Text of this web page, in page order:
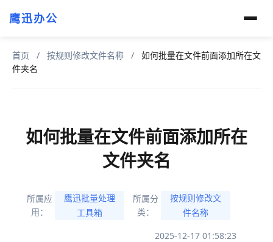
鹰迅办公
首页 / 按规则修改文件名称 /
如何批量在文件前面添加所在文
件夹名
如何批量在文件前面添加所在
文件夹名
所属应
用：
鹰迅批量处理
工具箱
所属分
类：
按规则修改文
件名称
2025-12-17 01:58:23